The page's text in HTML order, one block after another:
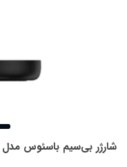
شارژر بی‌سیم باسئوس مدل Swan